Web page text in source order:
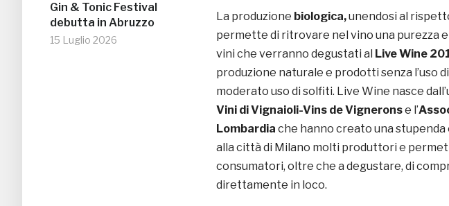
Gin & Tonic Festival
debutta in Abruzzo
15 Luglio 2026
La produzione biologica,unendosi al
permette di ritrovare nel vino una purezza
vini che verranno degustati al Live Wine
produzione naturale e prodotti senza l’uso
moderato uso di solfiti. Live Wine nasce
Vini di Vignaioli-Vins de Vigneronse l’
Lombardia che hanno creato una
alla città di Milano molti produttori e
consumatori, oltre che a degustare, di
direttamente in loco.